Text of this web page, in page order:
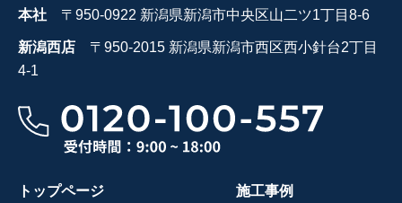
本社 〒950-0922 新潟県新潟市中央区山二ツ1丁目8-6
新潟西店 〒950-2015 新潟県新潟市西区西小針台2丁目
4-1
トップページ
施工事例